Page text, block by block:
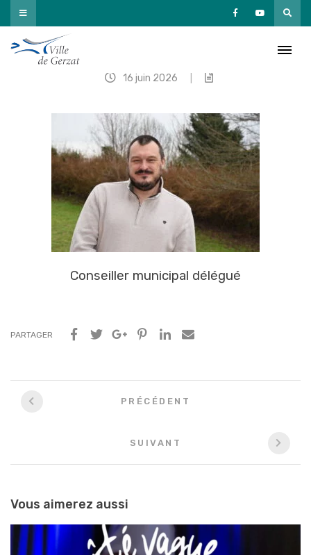
Passer
au
contenu
16 juin 2026
Conseiller municipal délégué
PARTAGER
Navigation
entre
articles
PRÉCÉDENT
SUIVANT
Vous aimerez aussi